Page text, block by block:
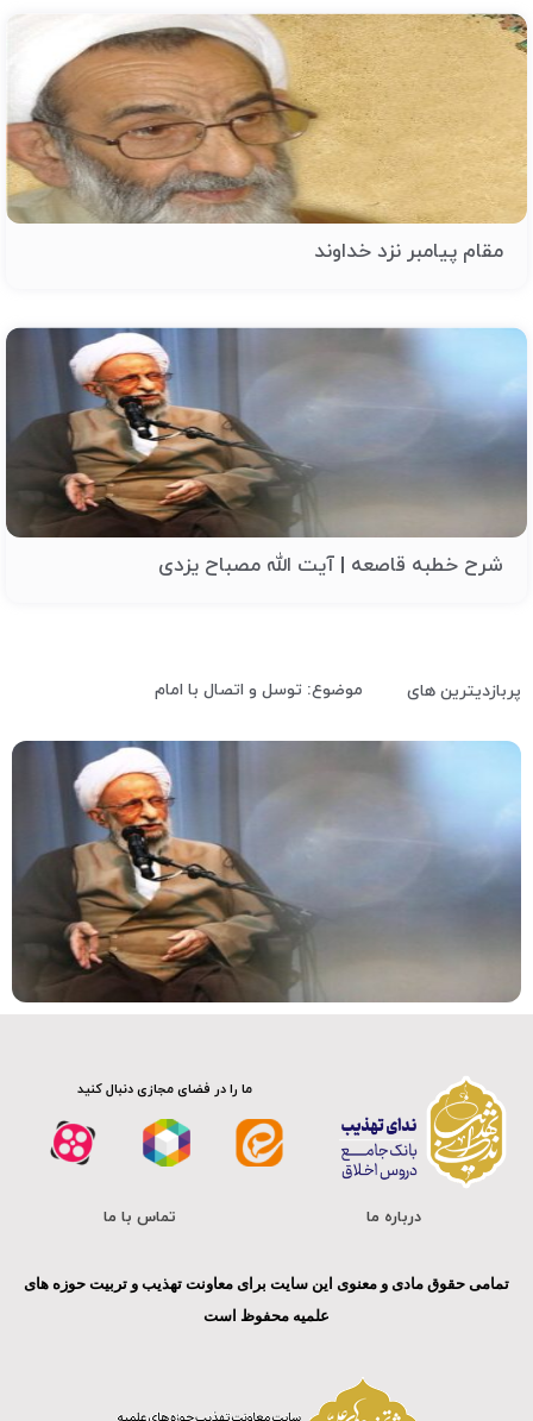
مقام پیامبر نزد خداوند
شرح خطبه قاصعه | آیت الله مصباح یزدی
پربازدیترین های موضوع: توسل و اتصال با امام
ما را در فضای مجازی دنبال کنید
درباره ما تماس با ما
تمامی حقوق مادی و معنوی این سایت برای معاونت تهذیب و تربیت حوزه های
علمیه محفوظ است